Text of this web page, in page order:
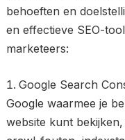
behoeften en
en effectieve SEO-
marketeers:
Google Search
Google waarmee je
website kunt